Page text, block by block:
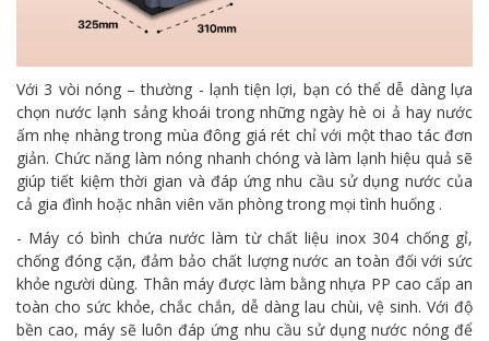
Với 3 vòi nóng – thường - lạnh tiện lợi, bạn có thể dễ dàng lựa
chọn nước lạnh sảng khoái trong những ngày hè oi ả hay nước
ấm nhẹ nhàng trong mùa đông giá rét chỉ với một thao tác đơn
giản. Chức năng làm nóng nhanh chóng và làm lạnh hiệu quả sẽ
giúp tiết kiệm thời gian và đáp ứng nhu cầu sử dụng nước của
cả gia đình hoặc nhân viên văn phòng trong mọi tình huống .
- Máy có bình chứa nước làm từ chất liệu inox 304 chống gỉ,
chống đóng cặn, đảm bảo chất lượng nước an toàn đối với sức
khỏe người dùng. Thân máy được làm bằng nhựa PP cao cấp an
toàn cho sức khỏe, chắc chắn, dễ dàng lau chùi, vệ sinh. Với độ
bền cao, máy sẽ luôn đáp ứng nhu cầu sử dụng nước nóng để